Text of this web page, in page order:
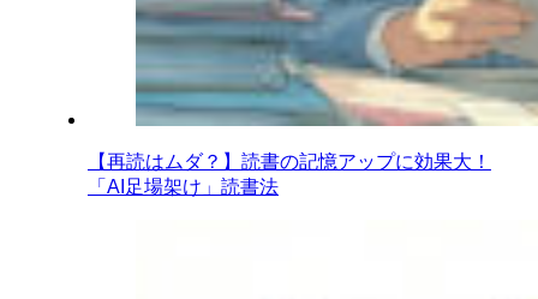
【再読はムダ？】読書の記憶アップに効果大！
「AI足場架け」読書法